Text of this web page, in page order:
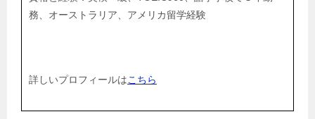
務、オーストラリア、アメリカ留学経験
詳しいプロフィールはこちら